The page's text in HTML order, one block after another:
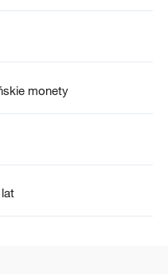
monety